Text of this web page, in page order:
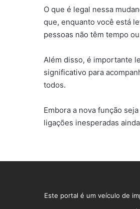
O que é legal nessa
que, enquanto você está
pessoas não têm tempo
Além disso, é importante
significativo para
todos.
Embora a nova função
ligações inesperadas
Este portal é um veículo de